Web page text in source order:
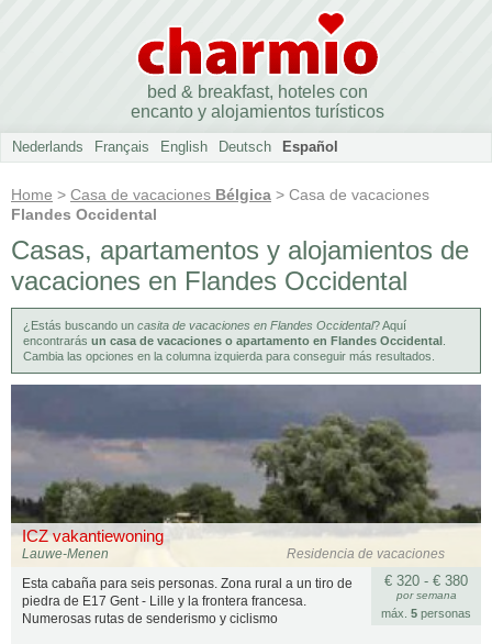
bed & breakfast, hoteles con
encanto y alojamientos turísticos
Nederlands Français English Deutsch Español
Home > Casa de vacaciones Bélgica > Casa de vacaciones
Flandes Occidental
Casas, apartamentos y alojamientos de
vacaciones en Flandes Occidental
¿Estás buscando un casita de vacaciones en Flandes Occidental? Aquí
encontrarás un casa de vacaciones o apartamento en Flandes Occidental
Cambia las opciones en la columna izquierda para conseguir más resultados.
ICZ vakantiewoning
Residencia de vacaciones
Lauwe-Menen
€ 320 - € 380
por semana
máx. 5 personas
Esta cabaña para seis personas. Zona rural a un tiro de
piedra de E17 Gent - Lille y la frontera francesa.
Numerosas rutas de senderismo y ciclismo